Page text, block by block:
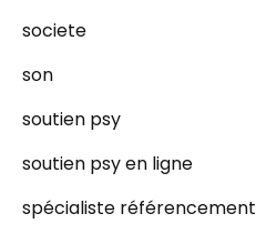
societe
son
soutien psy
soutien psy en ligne
spécialiste référencement